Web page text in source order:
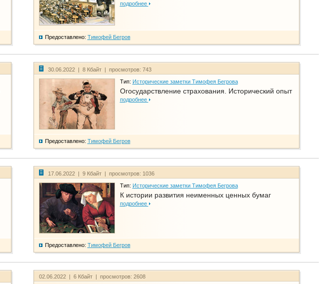
подробнее
Предоставлено: Тимофей Бегров
30.06.2022 | 8 Кбайт | просмотров: 743
Тип: Исторические заметки Тимофея Бегрова
Огосударствление страхования. Исторический опыт
подробнее
Предоставлено: Тимофей Бегров
17.06.2022 | 9 Кбайт | просмотров: 1036
Тип: Исторические заметки Тимофея Бегрова
К истории развития неименных ценных бумаг
подробнее
Предоставлено: Тимофей Бегров
02.06.2022 | 6 Кбайт | просмотров: 2608